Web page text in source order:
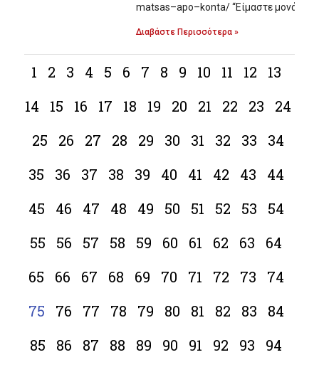
matsas–apo–konta/ “Είμαστε μονάχα
Διαβάστε Περισσότερα »
1 2 3 4 5 6 7 8 9 10 11 12
13
14
15 16 17 18 19 20 21 22 23
24
25
26 27 28 29 30 31 32 33
34
35
36 37 38 39 40 41 42 43
44
45
46 47 48 49 50 51 52 53
54
55
56 57 58 59 60 61 62 63
64
65
66 67 68 69 70 71 72 73
74
75
76 77 78 79 80 81 82 83
84
85
86 87 88 89 90 91 92 93
94